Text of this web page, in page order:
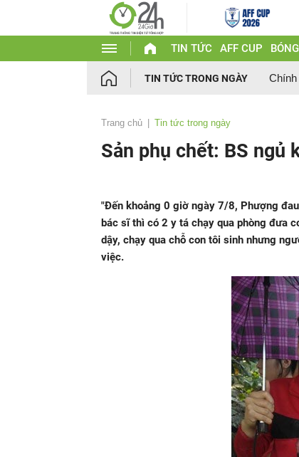
TIN TỨC AFF CUP
TIN TỨC TRONG NGÀY Chính
Trang chủ Tin tức trong ngày
Sản phụ chết: BS ngủ
"Đến khoảng 0 giờ ngày 7/8, Phượng
bác sĩ thì có 2 y tá chạy qua phòng đưa
dậy, chạy qua chỗ con tôi sinh nhưng
việc.